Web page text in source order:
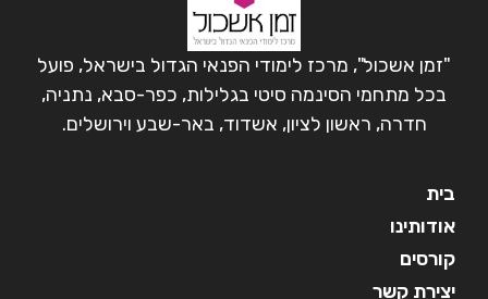
"זמן אשכול", מרכז לימודי הפנאי הגדול בישראל, פועל
בכל מתחמי הסינמה סיטי בגלילות, כפר-סבא, נתניה,
חדרה, ראשון לציון, אשדוד, באר-שבע וירושלים.
בית
אודותינו
קורסים
יצירת קשר